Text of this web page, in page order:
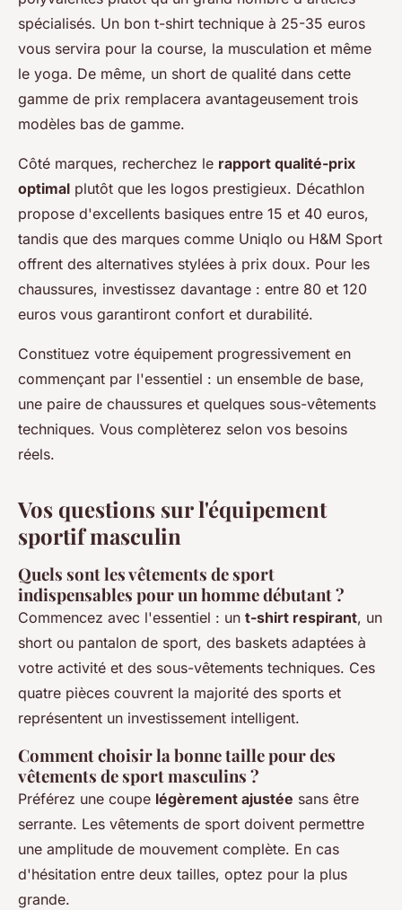
spécialisés. Un bon t-shirt technique à 25-35 euros
vous servira pour la course, la musculation et même
le yoga. De même, un short de qualité dans cette
gamme de prix remplacera avantageusement trois
modèles bas de gamme.
Côté marques, recherchez le rapport qualité-prix
optimal plutôt que les logos prestigieux. Décathlon
propose d'excellents basiques entre 15 et 40 euros,
tandis que des marques comme Uniqlo ou H&M Sport
offrent des alternatives stylées à prix doux. Pour les
chaussures, investissez davantage : entre 80 et 120
euros vous garantiront confort et durabilité.
Constituez votre équipement progressivement en
commençant par l'essentiel : un ensemble de base,
une paire de chaussures et quelques sous-vêtements
techniques. Vous complèterez selon vos besoins
réels.
Vos questions sur l'équipement
sportif masculin
Quels sont les vêtements de sport
indispensables pour un homme débutant ?
Commencez avec l'essentiel : un t-shirt respirant, un
short ou pantalon de sport, des baskets adaptées à
votre activité et des sous-vêtements techniques. Ces
quatre pièces couvrent la majorité des sports et
représentent un investissement intelligent.
Comment choisir la bonne taille pour des
vêtements de sport masculins ?
Préférez une coupe légèrement ajustée sans être
serrante. Les vêtements de sport doivent permettre
une amplitude de mouvement complète. En cas
d'hésitation entre deux tailles, optez pour la plus
grande.